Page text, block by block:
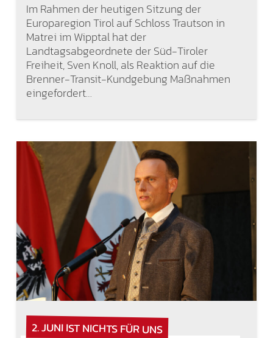
Im Rahmen der heutigen Sitzung der
Europaregion Tirol auf Schloss Trautson in
Matrei im Wipptal hat der
Landtagsabgeordnete der Süd-Tiroler
Freiheit, Sven Knoll, als Reaktion auf die
Brenner-Transit-Kundgebung Maßnahmen
eingefordert…
2. JUNI IST NICHTS FÜR UNS